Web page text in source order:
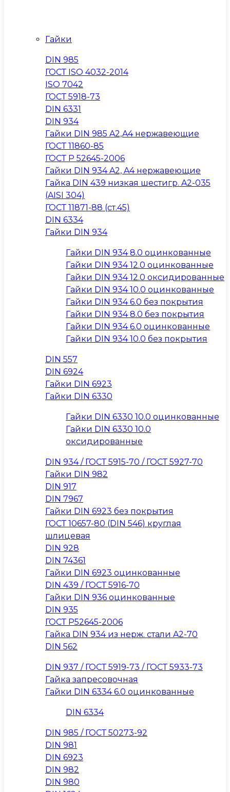
Гайки
DIN 985
ГОСТ ISO 4032-2014
ISO 7042
ГОСТ 5918-73
DIN 6331
DIN 934
Гайки DIN 985 A2,A4 нержавеющие
ГОСТ 11860-85
ГОСТ Р 52645-2006
Гайки DIN 934 A2, A4 нержавеющие
Гайка DIN 439 низкая шестигр. A2-035
(AISI 304)
ГОСТ 11871-88 (ст.45)
DIN 6334
Гайки DIN 934
Гайки DIN 934 8.0 оцинкованные
Гайки DIN 934 12.0 оцинкованные
Гайки DIN 934 12.0 оксидированные
Гайки DIN 934 10.0 оцинкованные
Гайки DIN 934 6.0 без покрытия
Гайки DIN 934 8.0 без покрытия
Гайки DIN 934 6.0 оцинкованные
Гайки DIN 934 10.0 без покрытия
DIN 557
DIN 6924
Гайки DIN 6923
Гайки DIN 6330
Гайки DIN 6330 10.0 оцинкованные
Гайки DIN 6330 10.0
оксидированные
DIN 934 / ГОСТ 5915-70 / ГОСТ 5927-70
Гайки DIN 982
DIN 917
DIN 7967
Гайки DIN 6923 без покрытия
ГОСТ 10657-80 (DIN 546) круглая
шлицевая
DIN 928
DIN 74361
Гайки DIN 6923 оцинкованные
DIN 439 / ГОСТ 5916-70
Гайки DIN 936 оцинкованные
DIN 935
ГОСТ Р52645-2006
Гайка DIN 934 из нерж. стали A2-70
DIN 562
DIN 937 / ГОСТ 5919-73 / ГОСТ 5933-73
Гайка запресовочная
Гайки DIN 6334 6.0 оцинкованные
DIN 6334
DIN 985 / ГОСТ 50273-92
DIN 981
DIN 6923
DIN 982
DIN 980